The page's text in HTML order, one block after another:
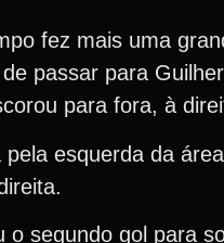
fez mais uma
passar para
para fora, à
esquerda da
o segundo gol para